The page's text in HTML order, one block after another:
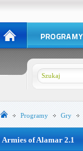
Programy Gry
Armies of Alamar 2.1